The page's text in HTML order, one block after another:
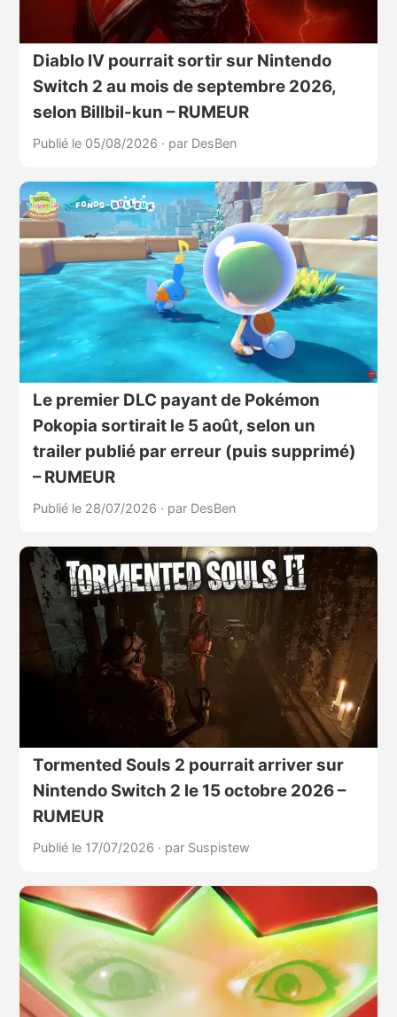
Diablo IV pourrait sortir sur Nintendo
Switch 2 au mois de septembre 2026,
selon Billbil-kun – RUMEUR
Publié le 05/08/2026 · par DesBen
Le premier DLC payant de Pokémon
Pokopia sortirait le 5 août, selon un
trailer publié par erreur (puis supprimé)
– RUMEUR
Publié le 28/07/2026 · par DesBen
Tormented Souls 2 pourrait arriver sur
Nintendo Switch 2 le 15 octobre 2026 –
RUMEUR
Publié le 17/07/2026 · par Suspistew